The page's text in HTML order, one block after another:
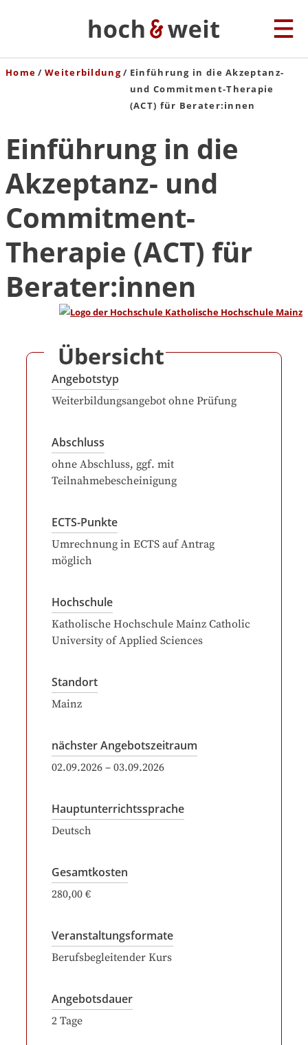
Home Weiterbildung
Einführung in die Akzeptanz-
und Commitment-Therapie
(ACT) für Berater:innen
Einführung in die
Akzeptanz- und
Commitment-
Therapie (ACT) für
Berater:innen
Übersicht
Angebotstyp
Weiterbildungsangebot ohne Prüfung
Abschluss
ohne Abschluss, ggf. mit
Teilnahmebescheinigung
ECTS-Punkte
Umrechnung in ECTS auf Antrag
möglich
Hochschule
Katholische Hochschule Mainz Catholic
University of Applied Sciences
Standort
Mainz
nächster Angebotszeitraum
02.09.2026 – 03.09.2026
Hauptunterrichtssprache
Deutsch
Gesamtkosten
280,00 €
Veranstaltungsformate
Berufsbegleitender Kurs
Angebotsdauer
2 Tage